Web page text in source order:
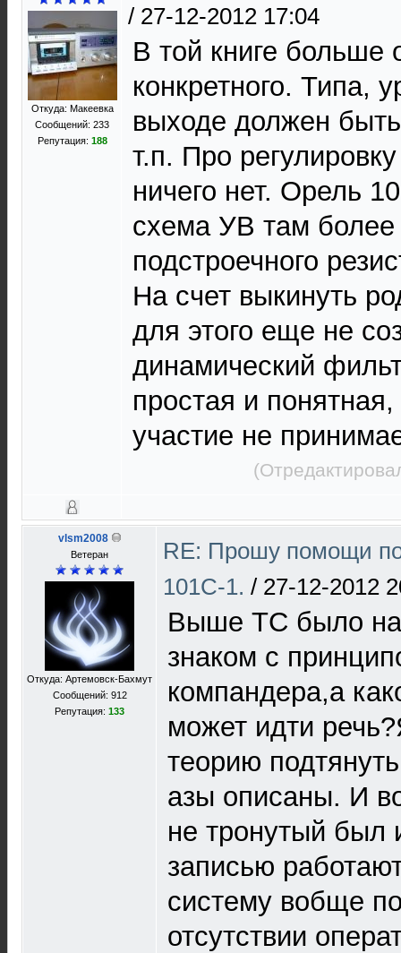
Откуда: Макеевка
Сообщений: 233
Репутация: 188
/ 27-12-2012 17:04
В той книге больше
конкретного. Типа,
выходе должен
т.п. Про
ничего нет. Орель
схема УВ там более
подстроечного
На счет выкинуть
для этого еще не
динамический
простая и
участие не
vlsm2008
Ветеран
Откуда: Артемовск-Бахмут
Сообщений: 912
Репутация: 133
RE: Прошу помощи
101С-1. / 27-12-2012
Выше ТС было
знаком с
компандера,а
может идти
теорию
азы описаны. И
не тронутый был
записью
систему вобще
отсутствии